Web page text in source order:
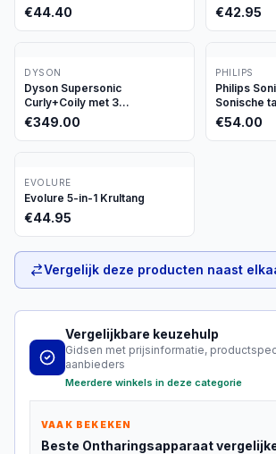
€44.40 €42.95
DYSON
Dyson Supersonic
Curly+Coily met 3
opzetstukken
€349.00
PHILIPS
Philips
Sonische
€54.00
EVOLURE
Evolure 5-in-1 Krultang
€44.95
Vergelijk deze producten naast
Vergelijkbare keuzehulp
Gidsen met prijsinformatie,
aanbieders
Meerdere winkels in deze categorie
VAAK BEKEKEN
Beste Ontharingsapparaat